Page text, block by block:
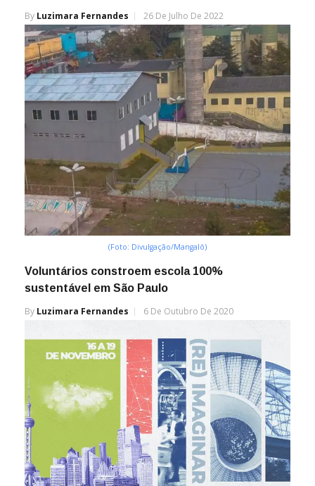
By Luzimara Fernandes 26 De Julho De 2022
(Foto: Divulgação/Mangalô)
Voluntários constroem escola 100%
sustentável em São Paulo
By Luzimara Fernandes 6 De Outubro De 2020